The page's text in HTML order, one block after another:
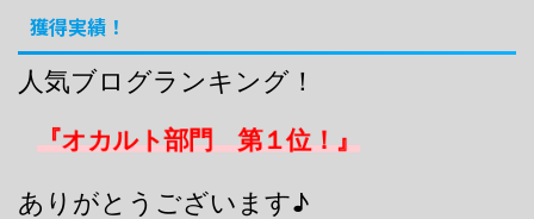
獲得実績！
人気ブログランキング！
『オカルト部門 第１位！』
ありがとうございます♪